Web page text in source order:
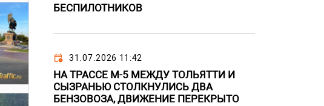
БЕСПИЛОТНИКОВ
31.07.2026 11:42
НА ТРАССЕ М-5 МЕЖДУ ТОЛЬЯТТИ И
СЫЗРАНЬЮ СТОЛКНУЛИСЬ ДВА
БЕНЗОВОЗА, ДВИЖЕНИЕ ПЕРЕКРЫТО